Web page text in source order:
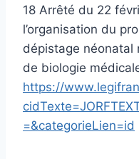
18 Arrêté du 22
l’organisation du
dépistage néonatal
de biologie
https://
=&categorieLien=id